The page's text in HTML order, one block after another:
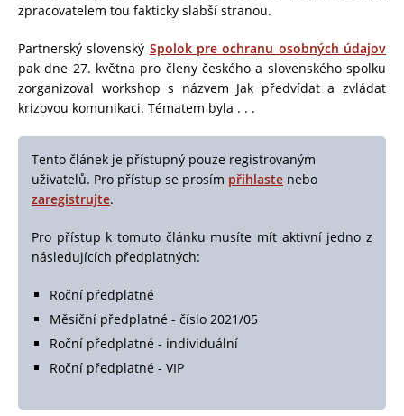
zpracovatelem tou fakticky slabší stranou.
Partnerský slovenský Spolok pre ochranu osobných údajov
pak dne 27. května pro členy českého a slovenského spolku
zorganizoval workshop s názvem Jak předvídat a zvládat
krizovou komunikaci. Tématem byla . . .
Tento článek je přístupný pouze registrovaným
uživatelů. Pro přístup se prosím přihlaste nebo
zaregistrujte.
Pro přístup k tomuto článku musíte mít aktivní jedno z
následujících předplatných:
Roční předplatné
Měsíční předplatné - číslo 2021/05
Roční předplatné - individuální
Roční předplatné - VIP